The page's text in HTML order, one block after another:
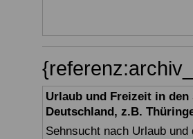
Urlaub und Freizeit in
Deutschland, z.B.
Sehnsucht nach Urlaub